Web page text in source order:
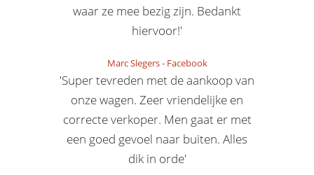
waar ze mee bezig zijn. Bedankt
hiervoor!'
Marc Slegers- Facebook
'Super tevreden met de aankoop van
onze wagen. Zeer vriendelijke en
correcte verkoper. Men gaat er met
een goed gevoel naar buiten. Alles
dik in orde'